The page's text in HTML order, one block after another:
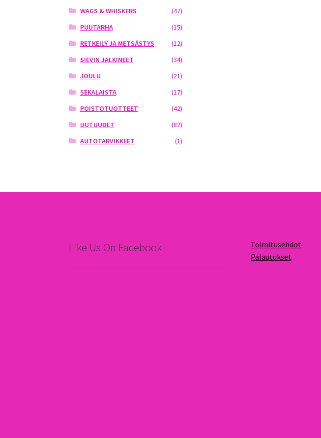
WAGS & WHISKERS
(47)
PUUTARHA
(15)
RETKEILY JA METSÄSTYS
(12)
SIEVIN JALKINEET
(34)
JOULU
(21)
SEKALAISTA
(17)
POISTOTUOTTEET
(42)
UUTUUDET
(82)
AUTOTARVIKKEET
(1)
Like Us On Facebook
Toimitusehdot
Palautukset